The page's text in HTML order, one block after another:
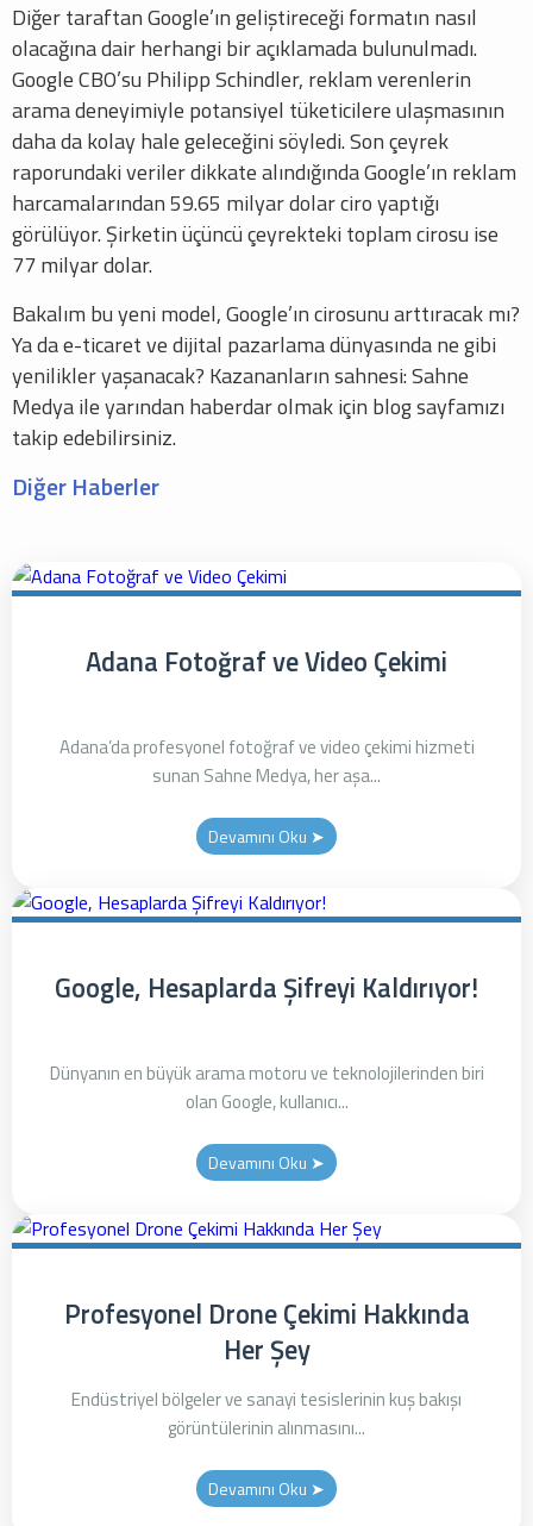
Diğer taraftan Google’ın geliştireceği formatın nasıl
olacağına dair herhangi bir açıklamada bulunulmadı.
Google CBO’su Philipp Schindler, reklam verenlerin
arama deneyimiyle potansiyel tüketicilere ulaşmasının
daha da kolay hale geleceğini söyledi. Son çeyrek
raporundaki veriler dikkate alındığında Google’ın reklam
harcamalarından 59.65 milyar dolar ciro yaptığı
görülüyor. Şirketin üçüncü çeyrekteki toplam cirosu ise
77 milyar dolar.
Bakalım bu yeni model, Google’ın cirosunu arttıracak mı?
Ya da e-ticaret ve dijital pazarlama dünyasında ne gibi
yenilikler yaşanacak? Kazananların sahnesi: Sahne
Medya ile yarından haberdar olmak için blog sayfamızı
takip edebilirsiniz.
Diğer Haberler
Adana Fotoğraf ve Video Çekimi
Adana’da profesyonel fotoğraf ve video çekimi hizmeti
sunan Sahne Medya, her aşa...
Devamını Oku ➤
Google, Hesaplarda Şifreyi Kaldırıyor!
Dünyanın en büyük arama motoru ve teknolojilerinden biri
olan Google, kullanıcı...
Devamını Oku ➤
Profesyonel Drone Çekimi Hakkında
Her Şey
Endüstriyel bölgeler ve sanayi tesislerinin kuş bakışı
görüntülerinin alınmasını...
Devamını Oku ➤